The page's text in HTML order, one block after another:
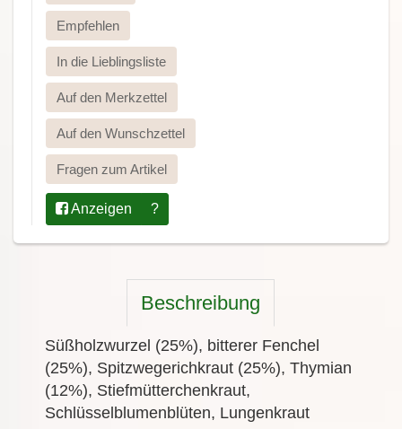
Empfehlen
In die Lieblingsliste
Auf den Merkzettel
Auf den Wunschzettel
Fragen zum Artikel
Anzeigen ?
Beschreibung
Süßholzwurzel (25%), bitterer Fenchel
(25%), Spitzwegerichkraut (25%), Thymian
(12%), Stiefmütterchenkraut,
Schlüsselblumenblüten, Lungenkraut